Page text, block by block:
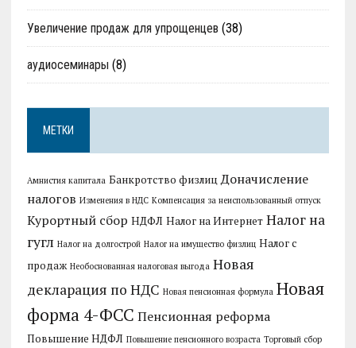
Увеличение продаж для упрощенцев (38)
аудиосеминары (8)
МЕТКИ
Амнистия капитала Банкротство физлиц Доначисление
налогов Изменения в НДС Компенсация за неиспользованный отпуск
Курортный сбор НДФЛ Налог на Интернет Налог на
гугл Налог на долгострой Налог на имущество физлиц Налог с
продаж Необоснованная налоговая выгода Новая
декларация по НДС Новая пенсионная формула Новая
форма 4-ФСС Пенсионная реформа
Повышение НДФЛ Повышение пенсионного возраста Торговый сбор